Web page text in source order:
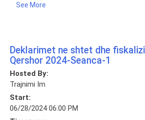
See More
Deklarimet ne shtet dhe
Qershor 2024-Seanca-1
Hosted By:
Trajnimi Im
Start:
06/28/2024 06:00 PM